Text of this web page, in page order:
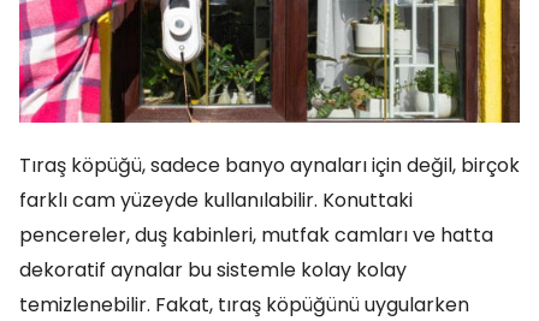
Tıraş köpüğü, sadece banyo aynaları için değil, birçok
farklı cam yüzeyde kullanılabilir. Konuttaki
pencereler, duş kabinleri, mutfak camları ve hatta
dekoratif aynalar bu sistemle kolay kolay
temizlenebilir. Fakat, tıraş köpüğünü uygularken